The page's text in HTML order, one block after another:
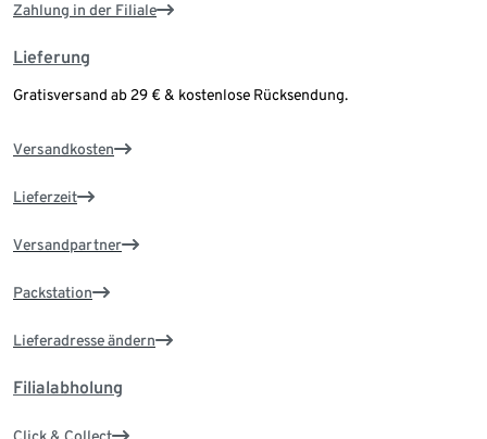
Zahlung in der Filiale
Lieferung
Gratisversand ab 29 € & kostenlose Rücksendung.
Versandkosten
Lieferzeit
Versandpartner
Packstation
Lieferadresse ändern
Filialabholung